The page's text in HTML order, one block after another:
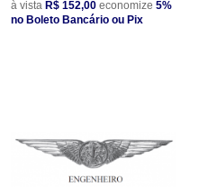
à vista R$ 152,00 economize 5%
no Boleto Bancário ou Pix